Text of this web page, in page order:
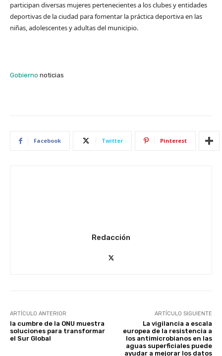
participan diversas mujeres pertenecientes a los clubes y entidades
deportivas de la ciudad para fomentar la práctica deportiva en las
niñas, adolescentes y adultas del municipio.
Gobierno noticias
Facebook Twitter Pinterest
Redacción
ARTÍCULO ANTERIOR
la cumbre de la ONU muestra
soluciones para transformar
el Sur Global
ARTÍCULO SIGUIENTE
La vigilancia a escala
europea de la resistencia a
los antimicrobianos en las
aguas superficiales puede
ayudar a mejorar los datos